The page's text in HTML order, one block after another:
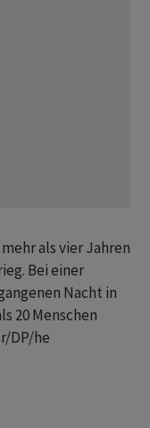
als vier Jahren
Bei einer
Nacht in
20 Menschen
DP/he